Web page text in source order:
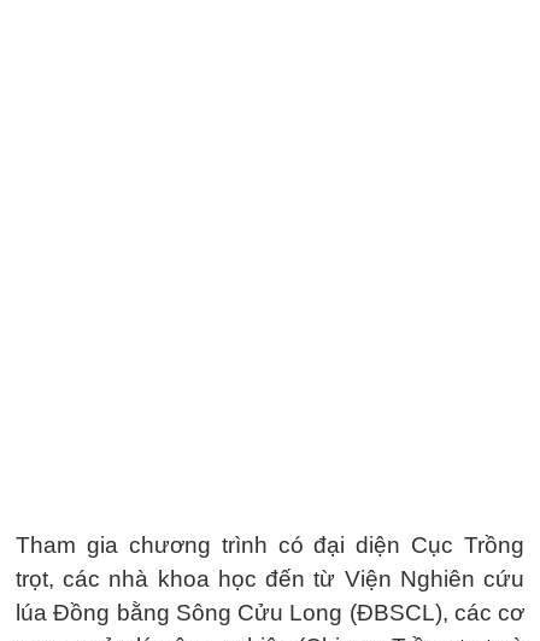
Tham gia chương trình có đại diện Cục Trồng
trọt, các nhà khoa học đến từ Viện Nghiên cứu
lúa Đồng bằng Sông Cửu Long (ĐBSCL), các cơ